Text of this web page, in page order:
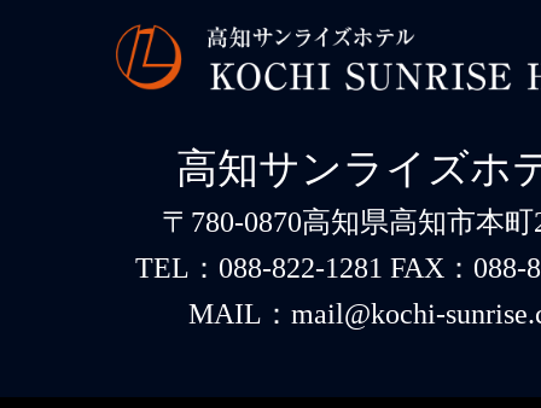
高知サンライズホ
〒780-0870高知県高知市本町
TEL：088-822-1281 FAX：088-
MAIL：mail@kochi-